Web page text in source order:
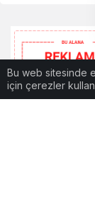
Bu web sitesinde
için çerezler